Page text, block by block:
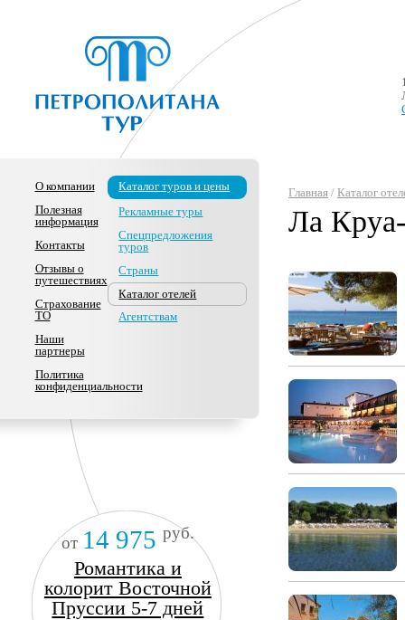
О компании
Полезная
информация
Контакты
Отзывы о
путешествиях
Страхование
ТО
Наши
партнеры
Политика
конфиденциальности
Каталог туров и цены
Рекламные туры
Спецпредложения
туров
Страны
Каталог отелей
Агентствам
от 14 975 руб.
Романтика и
колорит Восточной
Пруссии 5-7 дней
Главная /Каталог
Ла